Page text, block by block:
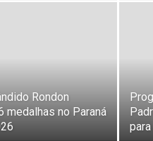
Rondon
medalhas no Paraná